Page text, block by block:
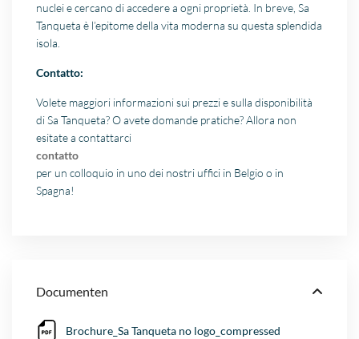
nuclei e cercano di accedere a ogni proprietà. In breve, Sa
Tanqueta è l’epitome della vita moderna su questa splendida
isola.
Contatto:
Volete maggiori informazioni sui prezzi e sulla disponibilità
di Sa Tanqueta? O avete domande pratiche? Allora non
esitate a contattarci
contatto
per un colloquio in uno dei nostri uffici in Belgio o in
Spagna!
Documenten
Brochure_Sa Tanqueta no logo_compressed